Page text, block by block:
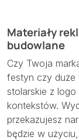
Materiały
budowlane
Czy Twoja
festyn czy duże
stolarskie z
kontekstów.
przekazujesz
będzie w